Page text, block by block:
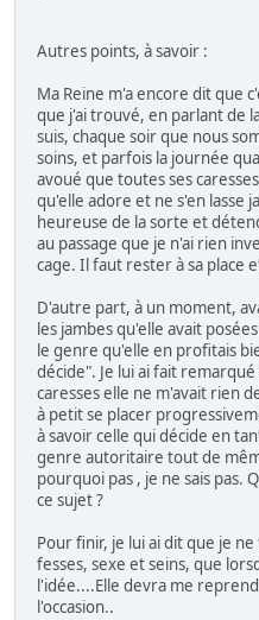
Autres points, à savoir :
Ma Reine m'a encore dit que
que j'ai trouvé, en parlant de
suis, chaque soir que nous
soins, et parfois la journée
avoué que toutes ses
qu'elle adore et ne s'en lasse
heureuse de la sorte et
au passage que je n'ai rien
cage. Il faut rester à sa place
D'autre part, à un moment,
les jambes qu'elle avait
le genre qu'elle en profitais
décide". Je lui ai fait
caresses elle ne m'avait rien
à petit se placer
à savoir celle qui décide en
genre autoritaire tout de
pourquoi pas , je ne sais pas.
ce sujet ?
Pour finir, je lui ai dit que je
fesses, sexe et seins, que
l'idée....Elle devra me
l'occasion..